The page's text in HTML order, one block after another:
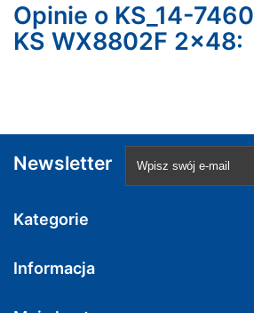
Opinie o KS_14-
KS WX8802F 2x48:
Newsletter
Kategorie
Informacja